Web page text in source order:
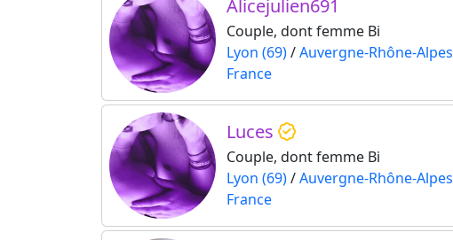
Alicejulien691
Couple, dont femme Bi
Lyon (69)/Auvergne-Rhône-Alpes
France
Luces
Couple, dont femme Bi
Lyon (69)/Auvergne-Rhône-Alpes
France